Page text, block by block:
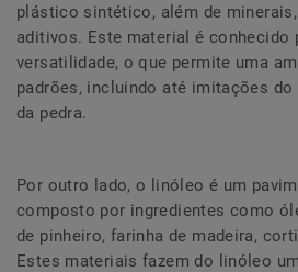
plástico sintético, além de
aditivos. Este material é conhecido
versatilidade, o que permite uma
padrões, incluindo até imitações do
da pedra.
Por outro lado, o linóleo é um
composto por ingredientes como
de pinheiro, farinha de madeira,
Estes materiais fazem do linóleo